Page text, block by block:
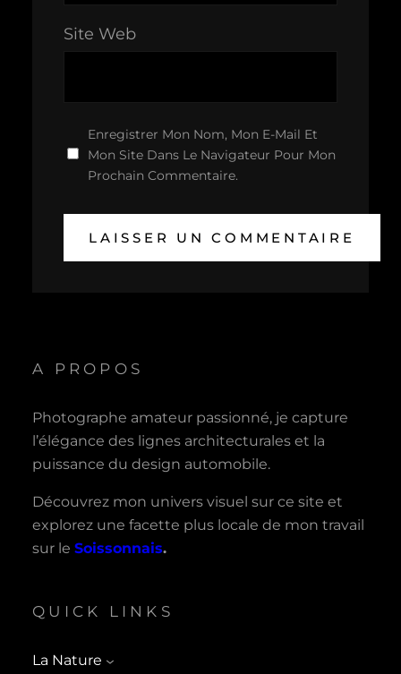
Site Web
Enregistrer Mon Nom, Mon E-Mail Et
Mon Site Dans Le Navigateur Pour Mon
Prochain Commentaire.
A PROPOS
Photographe amateur passionné, je capture
l’élégance des lignes architecturales et la
puissance du design automobile.
Découvrez mon univers visuel sur ce site et
explorez une facette plus locale de mon travail
sur le Soissonnais.
QUICK LINKS
La Nature